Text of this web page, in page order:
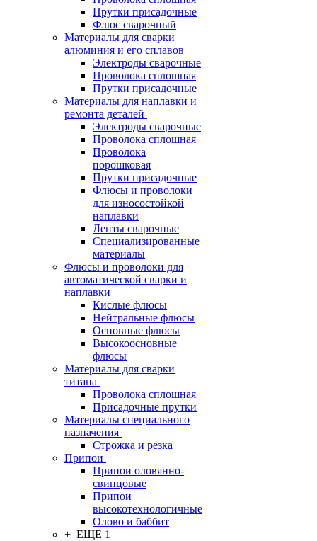
Прутки присадочные
Флюс сварочный
Материалы для сварки
алюминия и его сплавов
Электроды сварочные
Проволока сплошная
Прутки присадочные
Материалы для наплавки и
ремонта деталей
Электроды сварочные
Проволока сплошная
Проволока
порошковая
Прутки присадочные
Флюсы и проволоки
для износостойкой
наплавки
Ленты сварочные
Специализированные
материалы
Флюсы и проволоки для
автоматической сварки и
наплавки
Кислые флюсы
Нейтральные флюсы
Основные флюсы
Высокоосновные
флюсы
Материалы для сварки
титана
Проволока сплошная
Присадочные прутки
Материалы специального
назначения
Строжка и резка
Припои
Припои оловянно-
свинцовые
Припои
высокотехнологичные
Олово и баббит
+ ЕЩЕ 1